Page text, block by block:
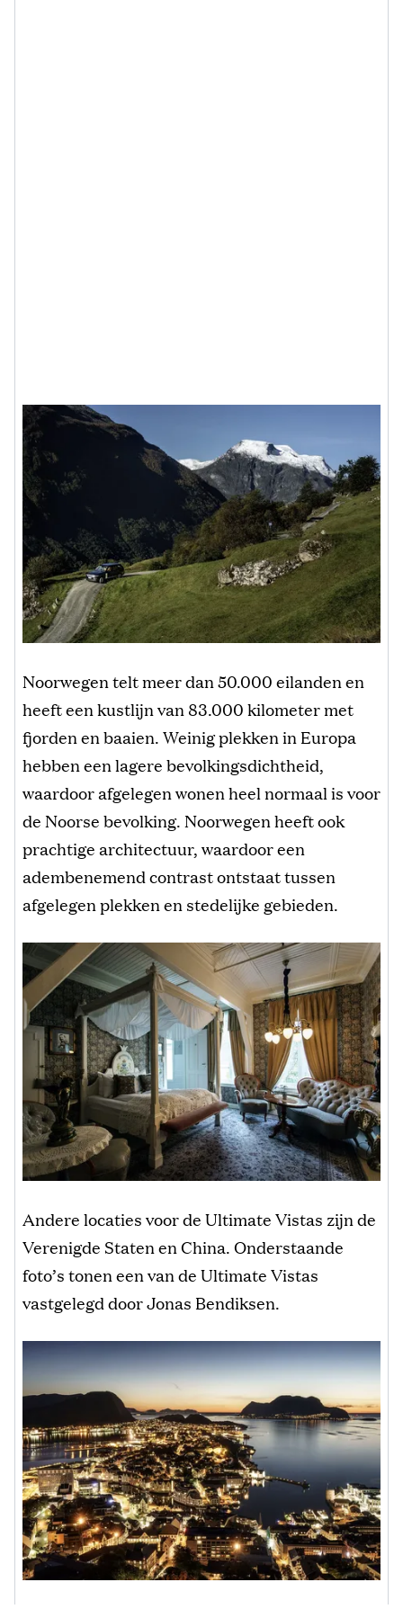
Noorwegen telt meer dan 50.000 eilanden en
heeft een kustlijn van 83.000 kilometer met
fjorden en baaien. Weinig plekken in Europa
hebben een lagere bevolkingsdichtheid,
waardoor afgelegen wonen heel normaal is voor
de Noorse bevolking. Noorwegen heeft ook
prachtige architectuur, waardoor een
adembenemend contrast ontstaat tussen
afgelegen plekken en stedelijke gebieden.
Andere locaties voor de Ultimate Vistas zijn de
Verenigde Staten en China. Onderstaande
foto’s tonen een van de Ultimate Vistas
vastgelegd door Jonas Bendiksen.